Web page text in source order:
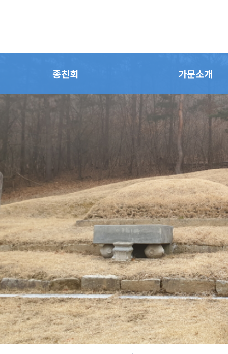
종친회 가문소개